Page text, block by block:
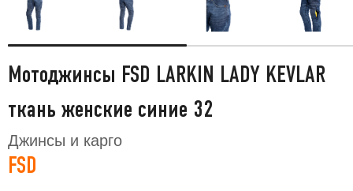
Мотоджинсы FSD LARKIN LADY KEVLAR
ткань женские синие 32
Джинсы и карго
FSD